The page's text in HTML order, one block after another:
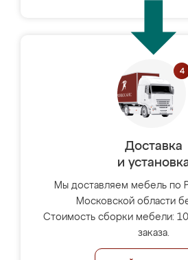
Доставка
и
Мы доставляем мебель по
Московской области
Стоимость сборки мебели:
заказа.